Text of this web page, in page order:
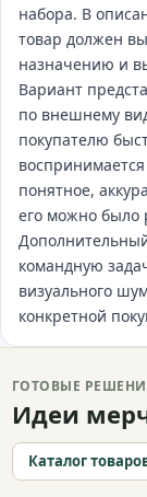
набора. В
товар должен
назначению и
Вариант
по внешнему
покупателю
понятное,
его можно было
командную
визуального
конкретной
ГОТОВЫЕ
Идеи
Каталог